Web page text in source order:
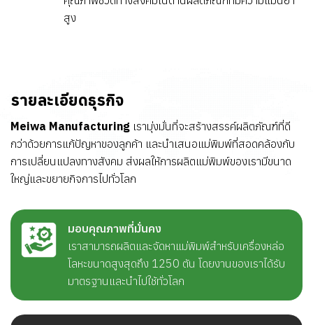
สูง
รายละเอียดธุรกิจ
Meiwa Manufacturing เรามุ่งมั่นที่จะสร้างสรรค์ผลิตภัณฑ์ที่ดี
กว่าด้วยการแก้ปัญหาของลูกค้า และนำเสนอแม่พิมพ์ที่สอดคล้องกับ
การเปลี่ยนแปลงทางสังคม ส่งผลให้การผลิตแม่พิมพ์ของเรามีขนาด
ใหญ่และขยายกิจการไปทั่วโลก
มอบคุณภาพที่มั่นคง
เราสามารถผลิตและจัดหาแม่พิมพ์สำหรับเครื่องหล่อ
โลหะขนาดสูงสุดถึง 1250 ตัน โดยงานของเราได้รับ
มาตรฐานและนำไปใช้ทั่วโลก